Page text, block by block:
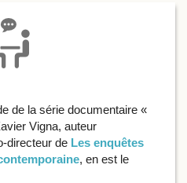
de la série documentaire «
Vigna, auteur
directeur de Les enquêtes
, en est le